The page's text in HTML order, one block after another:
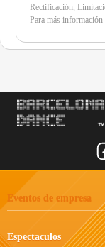
Rectificación,
Para más
Eventos de empresa
Espectaculos